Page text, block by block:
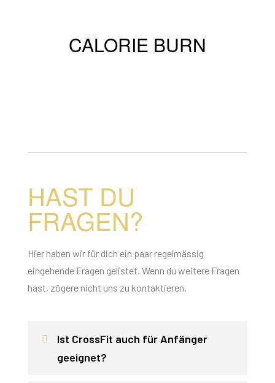
CALORIE BURN
Stunde – ideal zum Abnehmen und
HAST DU
FRAGEN?
Hier haben wir für dich ein paar regelmässig
eingehende Fragen gelistet. Wenn du weitere Fragen
hast, zögere nicht uns zu kontaktieren.
Ist CrossFit auch für Anfänger
geeignet?